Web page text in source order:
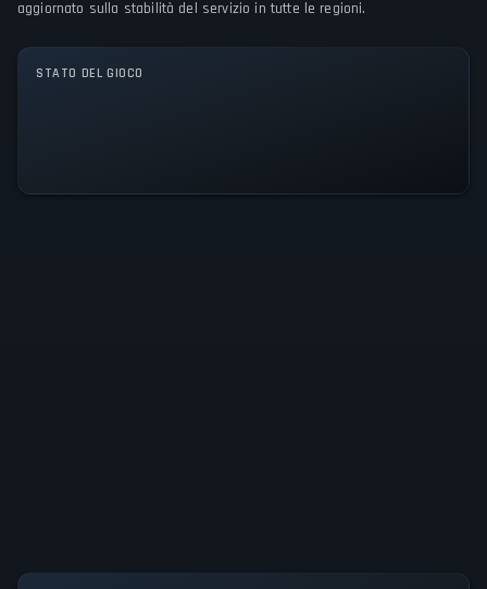
Single player
aggiornato sulla stabilità del servizio in tutte le regioni.
STATO DEL GIOCO